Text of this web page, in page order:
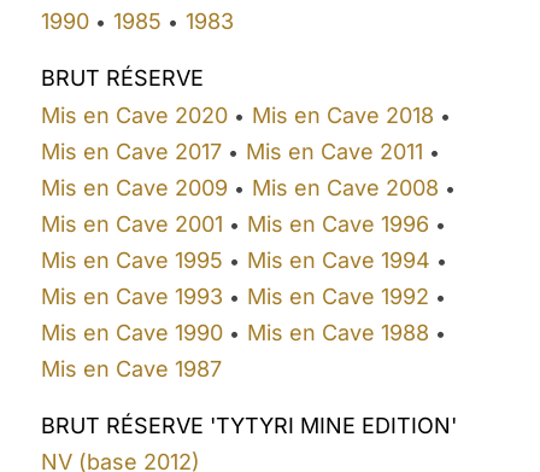
1990 • 1985 • 1983
BRUT RÉSERVE
Mis en Cave 2020 • Mis en Cave 2018 •
Mis en Cave 2017 • Mis en Cave 2011 •
Mis en Cave 2009 • Mis en Cave 2008 •
Mis en Cave 2001 • Mis en Cave 1996 •
Mis en Cave 1995 • Mis en Cave 1994 •
Mis en Cave 1993 • Mis en Cave 1992 •
Mis en Cave 1990 • Mis en Cave 1988 •
Mis en Cave 1987
BRUT RÉSERVE 'TYTYRI MINE EDITION'
NV (base 2012)